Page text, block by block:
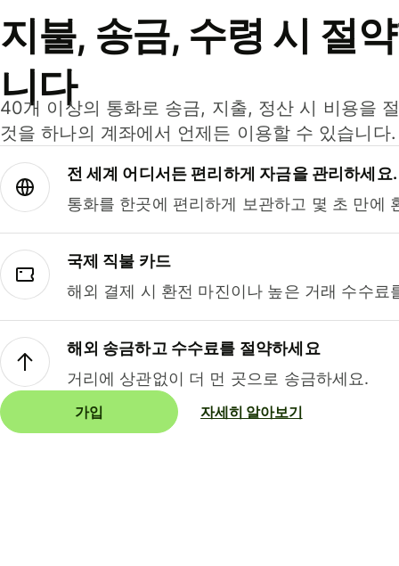
지불, 송금, 수령 시 절
니다
40개 이상의 통화로 송금, 지출, 정산 시 비용을
것을 하나의 계좌에서 언제든 이용할 수 있습니다.
전 세계 어디서든 편리하게 자금을 관리하세요.
통화를 한곳에 편리하게 보관하고 몇 초 만에
국제 직불 카드
해외 결제 시 환전 마진이나 높은 거래 수수료
해외 송금하고 수수료를 절약하세요
거리에 상관없이 더 먼 곳으로 송금하세요.
가입 자세히 알아보기